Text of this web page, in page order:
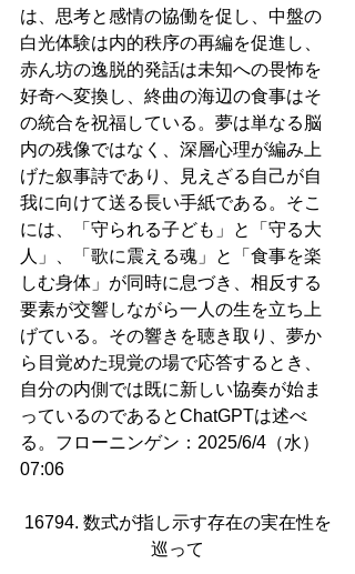
は、思考と感情の協働を促し、中盤の
白光体験は内的秩序の再編を促進し、
赤ん坊の逸脱的発話は未知への畏怖を
好奇へ変換し、終曲の海辺の食事はそ
の統合を祝福している。夢は単なる脳
内の残像ではなく、深層心理が編み上
げた叙事詩であり、見えざる自己が自
我に向けて送る長い手紙である。そこ
には、「守られる子ども」と「守る大
人」、「歌に震える魂」と「食事を楽
しむ身体」が同時に息づき、相反する
要素が交響しながら一人の生を立ち上
げている。その響きを聴き取り、夢か
ら目覚めた現覚の場で応答するとき、
自分の内側では既に新しい協奏が始ま
っているのであるとChatGPTは述べ
る。フローニンゲン：2025/6/4（水）
07:06
16794. 数式が指し示す存在の実在性を
巡って